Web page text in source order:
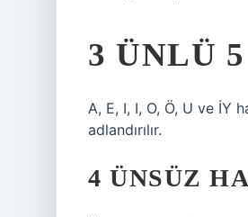
3 ÜNLÜ
A, E, I, I, O, Ö, U ve İY
adlandırılır.
4 ÜNSÜZ